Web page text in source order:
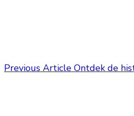
Previous Article Ontdek de